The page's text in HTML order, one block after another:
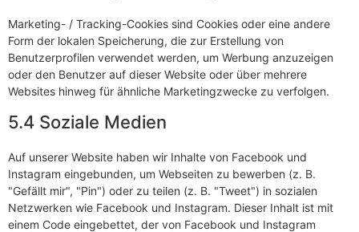
Marketing- / Tracking-Cookies sind Cookies oder eine andere
Form der lokalen Speicherung, die zur Erstellung von
Benutzerprofilen verwendet werden, um Werbung anzuzeigen
oder den Benutzer auf dieser Website oder über mehrere
Websites hinweg für ähnliche Marketingzwecke zu verfolgen.
5.4 Soziale Medien
Auf unserer Website haben wir Inhalte von Facebook und
Instagram eingebunden, um Webseiten zu bewerben (z. B.
"Gefällt mir", "Pin") oder zu teilen (z. B. "Tweet") in sozialen
Netzwerken wie Facebook und Instagram. Dieser Inhalt ist mit
einem Code eingebettet, der von Facebook und Instagram